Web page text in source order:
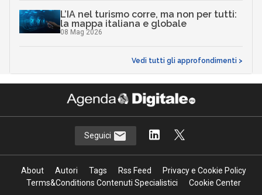
L’IA nel turismo corre, ma non per tutti:
la mappa italiana e globale
08 Mag 2026
Vedi tutti gli approfondimenti >
Seguici
About Autori Tags Rss Feed
Privacy e Cookie Policy
Terms&Conditions Contenuti Specialistici
Cookie Center